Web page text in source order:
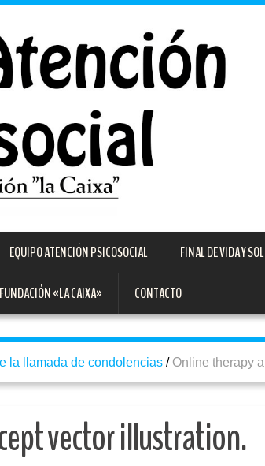
EQUIPO ATENCIÓN PSICOSOCIAL FINAL DE VIDA Y
FUNDACIÓN «LA CAIXA» CONTACTO
la llamada de condolencias / Online therapy
vector illustration.